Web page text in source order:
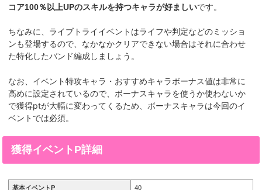
コア100％以上UPのスキルを持つキャラが好ましいです。
ちなみに、ライブトライイベントはライフや判定などのミッショ
ンも登場するので、なかなかクリアできない場合はそれに合わせ
た特化したバンド編成しましょう。
なお、イベント特攻キャラ・おすすめキャラボーナス値は非常に
高めに設定されているので、ボーナスキャラを使うか使わないか
で獲得ptが大幅に変わってくるため、ボーナスキャラは今回のイ
ベントでは必須。
獲得イベントP詳細
基本イベントP 40